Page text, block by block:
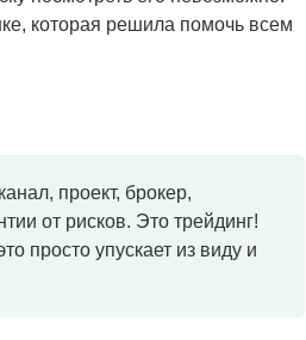
которая решила помочь всем
проект, брокер,
от рисков. Это трейдинг!
просто упускает из виду и